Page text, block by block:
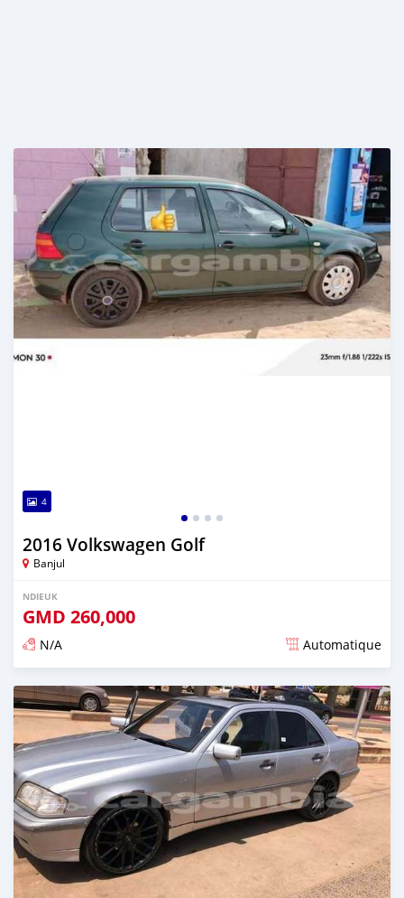
4
2016 Volkswagen Golf
Banjul
NDIEUK
GMD 260,000
N/A Automatique
Dougal na niou ko depuis over 1 years